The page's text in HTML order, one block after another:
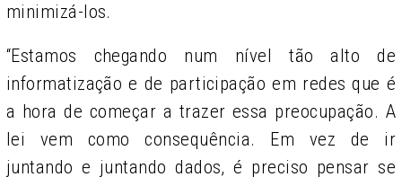
minimizá-los.
“Estamos chegando num nível tão alto de
informatização e de participação em redes que é
a hora de começar a trazer essa preocupação. A
lei vem como consequência. Em vez de ir
juntando e juntando dados, é preciso pensar se